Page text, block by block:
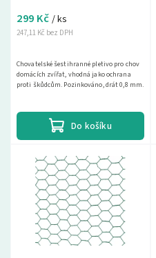
247,11 Kč bez DPH
299 Kč / ks
Do košíku
Chovatelské šestihranné pletivo pro chov
domácích zvířat, vhodná jako ochrana
proti škůdcům. Pozinkováno, drát 0,8 mm.